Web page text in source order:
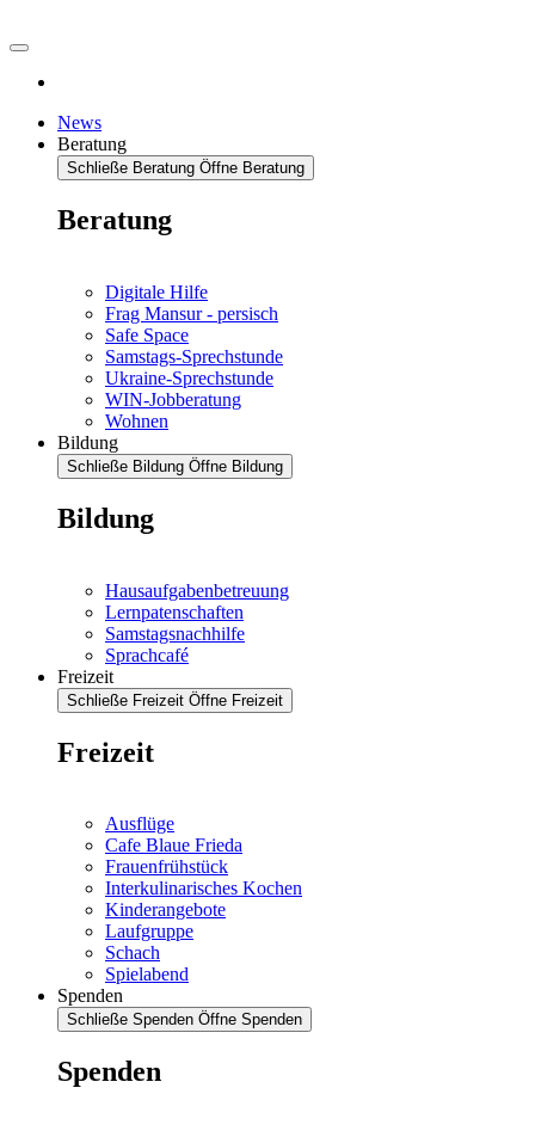
News
Beratung
Schließe Beratung Öffne Beratung
Beratung
Digitale Hilfe
Frag Mansur - persisch
Safe Space
Samstags-Sprechstunde
Ukraine-Sprechstunde
WIN-Jobberatung
Wohnen
Bildung
Schließe Bildung Öffne Bildung
Bildung
Hausaufgabenbetreuung
Lernpatenschaften
Samstagsnachhilfe
Sprachcafé
Freizeit
Schließe Freizeit Öffne Freizeit
Freizeit
Ausflüge
Cafe Blaue Frieda
Frauenfrühstück
Interkulinarisches Kochen
Kinderangebote
Laufgruppe
Schach
Spielabend
Spenden
Schließe Spenden Öffne Spenden
Spenden